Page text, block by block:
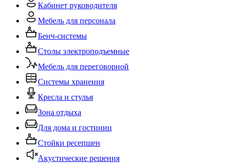
Кабинет руководителя
Мебель для персонала
Бенч-системы
Столы электроподъемные
Мебель для переговорной
Системы хранения
Кресла и стулья
Зона отдыха
Для дома и гостиниц
Стойки ресепшен
Акустические решения